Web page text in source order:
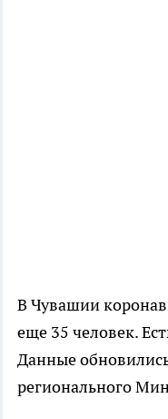
В Чувашии
еще 35 человек.
Данные
регионального